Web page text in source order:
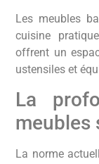
Les meubles
cuisine
offrent un
ustensiles et
La
meubles
La norme